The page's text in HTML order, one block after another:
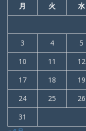
月 火 水
3
4 5
10
11 12
17
18 19
24
25 26
31